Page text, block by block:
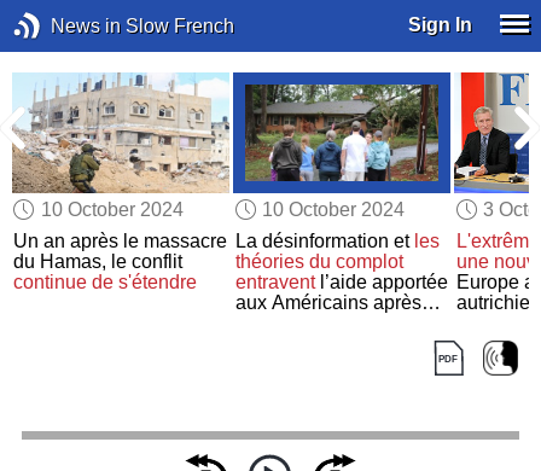
News in Slow French Sign In
10 October 2024
Un an après le massacre
du Hamas, le conflit
continue de s'étendre
10 October 2024
La désinformation et les
théories du complot
entraventl’aide apportée
aux Américains après
3
une
Europe